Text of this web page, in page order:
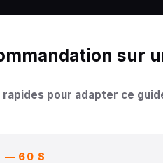
pour adapter ce
— 60 S